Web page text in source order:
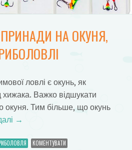
НА ОКУНЯ,
ловлі є окунь, як
Важко відшукати
окуня. Тим більше, що окунь
→
КОМЕНТУВАТИ